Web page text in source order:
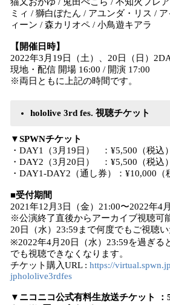
ミィ / 獅白ぼたん / アユンダ・リス /
ィーン / 森カリオペ / 小鳥遊キアラ
【開催日時】
2022年3月19日（土）、20日（日）
現地・配信 開場 16:00 / 開演 17:00
※両日ともに上記の時間です。
hololive 3rd fes. 視聴チケット
▼SPWNチケット
・DAY1（3月19日） ：¥5,500（税込）
・DAY2（3月20日） ：¥5,500（税込）
・DAY1-DAY2（通し券）：¥10,000（
■受付期間
2021年12月3日（金）21:00〜2022年4
※公演終了直後からアーカイブ視聴可
20日（水）23:59まで何度でもご視聴い
※2022年4月20日（水）23:59を過ぎる
でも視聴できなくなります。
チケット購入URL : https://
jphololive3rdfes
▼ ニコニコ公式有料生放送チケット